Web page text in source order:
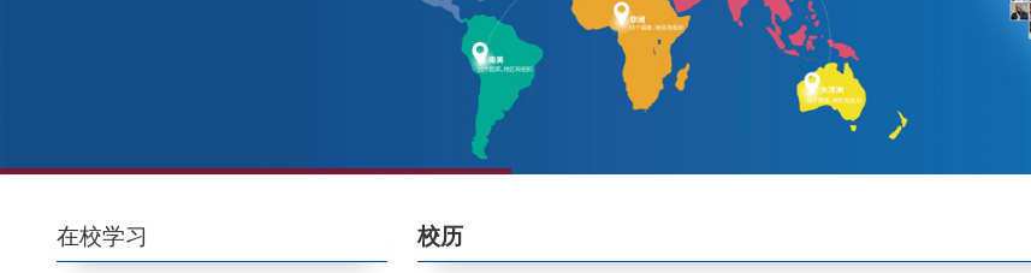
在校学习 校历